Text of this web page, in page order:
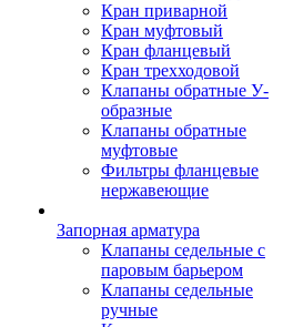
Кран приварной
Кран муфтовый
Кран фланцевый
Кран трехходовой
Клапаны обратные У-
образные
Клапаны обратные
муфтовые
Фильтры фланцевые
нержавеющие
Запорная арматура
Клапаны седельные с
паровым барьером
Клапаны седельные
ручные